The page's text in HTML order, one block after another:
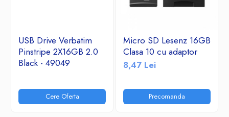
USB Drive Verbatim
Pinstripe 2X16GB 2.0
Black - 49049
Cere Oferta
Micro SD Lesenz 16GB
Clasa 10 cu adaptor
8,47 Lei
Precomanda